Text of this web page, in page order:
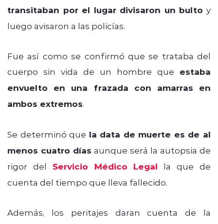
transitaban por el lugar divisaron un bulto y
luego avisaron a las policías.
Fue así como se confirmó que se trataba del
cuerpo sin vida de un hombre que estaba
envuelto en una frazada con amarras en
ambos extremos.
Se determinó que la data de muerte es de al
menos cuatro días aunque será la autopsia de
rigor del Servicio Médico Legal la que de
cuenta del tiempo que lleva fallecido.
Además, los peritajes daran cuenta de la